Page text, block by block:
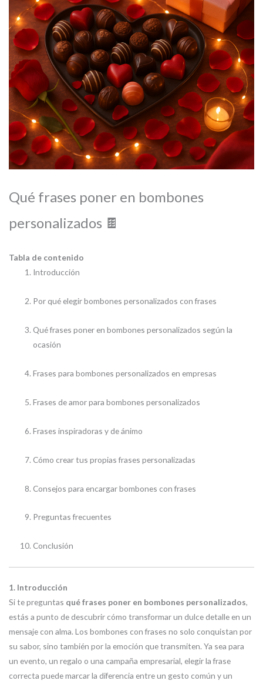
Qué frases poner en bombones
personalizados 🍫
Tabla de contenido
Introducción
Por qué elegir bombones personalizados con frases
Qué frases poner en bombones personalizados según la
ocasión
Frases para bombones personalizados en empresas
Frases de amor para bombones personalizados
Frases inspiradoras y de ánimo
Cómo crear tus propias frases personalizadas
Consejos para encargar bombones con frases
Preguntas frecuentes
Conclusión
1. Introducción
Si te preguntas qué frases poner en bombones personalizados,
estás a punto de descubrir cómo transformar un dulce detalle en un
mensaje con alma. Los bombones con frases no solo conquistan por
su sabor, sino también por la emoción que transmiten. Ya sea para
un evento, un regalo o una campaña empresarial, elegir la frase
correcta puede marcar la diferencia entre un gesto común y un